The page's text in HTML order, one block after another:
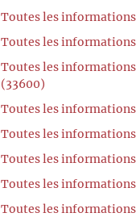
Toutes les informations
Toutes les informations
Toutes les informations
(33600)
Toutes les informations
Toutes les informations
Toutes les informations
Toutes les informations
Toutes les informations